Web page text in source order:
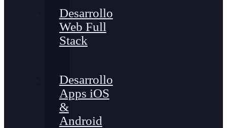
Desarrollo
Web Full
Stack
Desarrollo
Apps iOS
&
Android